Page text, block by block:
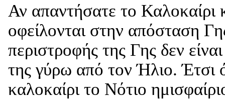
Αν απαντήσατε το Καλοκαίρι
οφείλονται στην απόσταση
περιστροφής της Γης δεν
της γύρω από τον Ήλιο. Έτσι
καλοκαίρι το Νότιο